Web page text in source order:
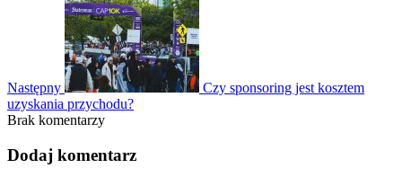
Następny
Czy sponsoring jest kosztem
uzyskania przychodu?
Brak komentarzy
Dodaj komentarz